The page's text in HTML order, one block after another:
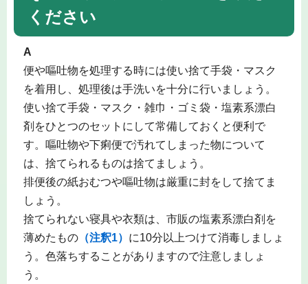
ください
A
便や嘔吐物を処理する時には使い捨て手袋・マスク
を着用し、処理後は手洗いを十分に行いましょう。
使い捨て手袋・マスク・雑巾・ゴミ袋・塩素系漂白
剤をひとつのセットにして常備しておくと便利で
す。嘔吐物や下痢便で汚れてしまった物について
は、捨てられるものは捨てましょう。
排便後の紙おむつや嘔吐物は厳重に封をして捨てま
しょう。
捨てられない寝具や衣類は、市販の塩素系漂白剤を
薄めたもの（注釈1） に10分以上つけて消毒しましょ
う。色落ちすることがありますので注意しましょ
う。